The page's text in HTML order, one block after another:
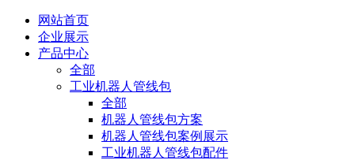
网站首页
企业展示
产品中心
全部
工业机器人管线包
全部
机器人管线包方案
机器人管线包案例展示
工业机器人管线包配件